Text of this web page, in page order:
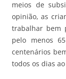
meios de
opinião, as
trabalhar bem
pelo menos
centenários
todos os dias